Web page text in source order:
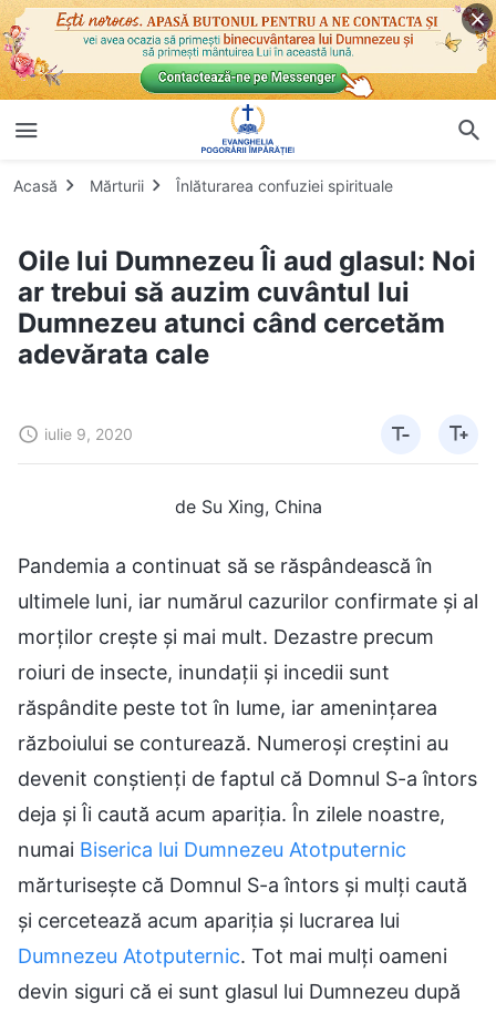
Acasă Mărturii Înlăturarea confuziei spirituale
Oile lui Dumnezeu Îi aud glasul: Noi
ar trebui să auzim cuvântul lui
Dumnezeu atunci când cercetăm
adevărata cale
iulie 9, 2020
de Su Xing, China
Pandemia a continuat să se răspândească în
ultimele luni, iar numărul cazurilor confirmate și al
morților crește și mai mult. Dezastre precum
roiuri de insecte, inundații și incedii sunt
răspândite peste tot în lume, iar amenințarea
războiului se conturează. Numeroși creștini au
devenit conștienți de faptul că Domnul S-a întors
deja și Îi caută acum apariția. În zilele noastre,
numai Biserica lui Dumnezeu Atotputernic
mărturisește că Domnul S-a întors și mulți caută
și cercetează acum apariția și lucrarea lui
Dumnezeu Atotputernic. Tot mai mulți oameni
devin siguri că ei sunt glasul lui Dumnezeu după